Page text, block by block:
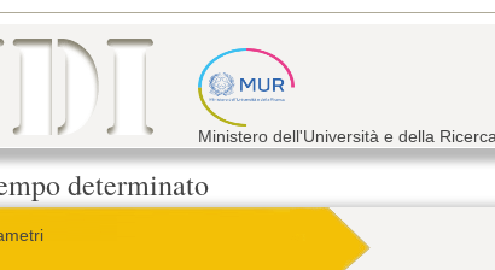
Ministero dell'Università e della
determinato